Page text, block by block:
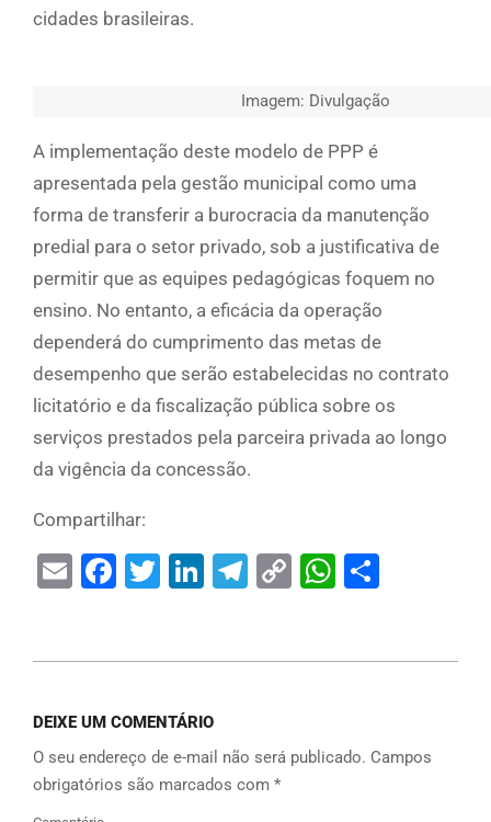
cidades brasileiras.
Imagem: Divulgação
A implementação deste modelo de PPP é
apresentada pela gestão municipal como uma
forma de transferir a burocracia da manutenção
predial para o setor privado, sob a justificativa de
permitir que as equipes pedagógicas foquem no
ensino. No entanto, a eficácia da operação
dependerá do cumprimento das metas de
desempenho que serão estabelecidas no contrato
licitatório e da fiscalização pública sobre os
serviços prestados pela parceira privada ao longo
da vigência da concessão.
Compartilhar:
EmailFacebook
Twitter
LinkedIn
Telegram
Copy
DEIXE UM COMENTÁRIO
O seu endereço de e-mail não será publicado. Campos
obrigatórios são marcados com *